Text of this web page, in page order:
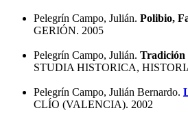
Pelegrín Campo, Julián. Polibio,
GERIÓN. 2005
Pelegrín Campo, Julián. Tradición
STUDIA HISTORICA,
Pelegrín Campo, Julián Bernardo.
CLÍO (VALENCIA). 2002